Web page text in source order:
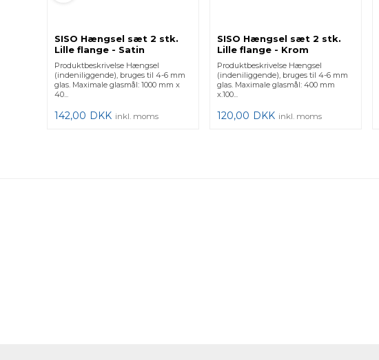
SISO Hængsel sæt 2 stk.
Lille flange - Satin
Produktbeskrivelse Hængsel
(indeniliggende), bruges til 4-6 mm
glas. Maximale glasmål: 1000 mm x
40...
142,00 DKK inkl. moms
SISO Hængsel sæt 2 stk.
Lille flange - Krom
Produktbeskrivelse Hængsel
(indeniliggende), bruges til 4-6 mm
glas. Maximale glasmål: 400 mm
x.100...
120,00 DKK inkl. moms